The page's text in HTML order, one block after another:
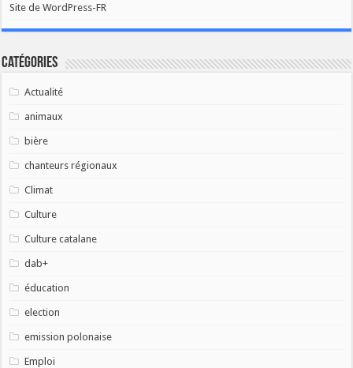
Site de WordPress-FR
Catégories
Actualité
animaux
bière
chanteurs régionaux
Climat
Culture
Culture catalane
dab+
éducation
election
emission polonaise
Emploi